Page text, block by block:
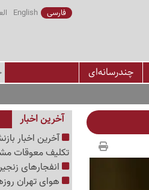
فارسی English
چندرسانه‌ای
آخرین اخبار
تکلیف معوقات
انفجارهای
هوای تهران